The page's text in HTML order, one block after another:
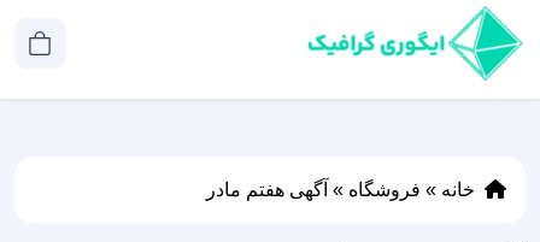
خانه » فروشگاه » آگهی هفتم مادر